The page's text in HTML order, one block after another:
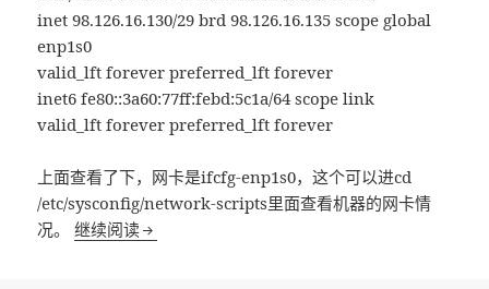
inet 98.126.16.130/29 brd 98.126.16.135 scope global
enp1s0
valid_lft forever preferred_lft forever
inet6 fe80::3a60:77ff:febd:5c1a/64 scope link
valid_lft forever preferred_lft forever
上面查看了下，网卡是ifcfg-enp1s0，这个可以进cd
/etc/sysconfig/network-scripts里面查看机器的网卡情
况。继续阅读CentOS7单网卡绑定多IP